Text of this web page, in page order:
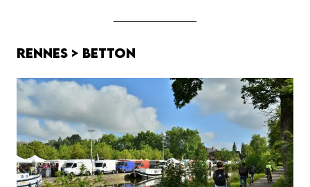
Rennes > Betton